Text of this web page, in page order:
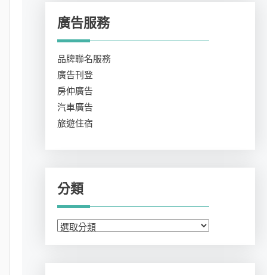
廣告服務
品牌聯名服務
廣告刊登
房仲廣告
汽車廣告
旅遊住宿
分類
分